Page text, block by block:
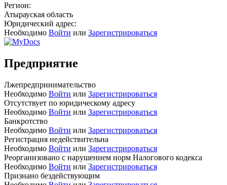
Регион:
Атырауская область
Юридический адрес:
Необходимо Войти или Зарегистрироваться
Предприятие
Лжепредпринимательство
Необходимо Войти или Зарегистрироваться
Отсутствует по юридическому адресу
Необходимо Войти или Зарегистрироваться
Банкротство
Необходимо Войти или Зарегистрироваться
Регистрация недействительна
Необходимо Войти или Зарегистрироваться
Реорганизовано с нарушением норм Налогового кодекса
Необходимо Войти или Зарегистрироваться
Признано бездействующим